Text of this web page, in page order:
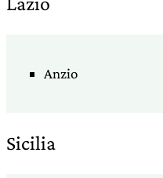
Anzio
Sicilia